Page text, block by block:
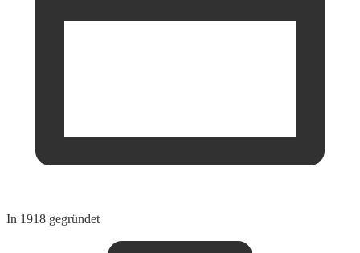
In 1918 gegründet